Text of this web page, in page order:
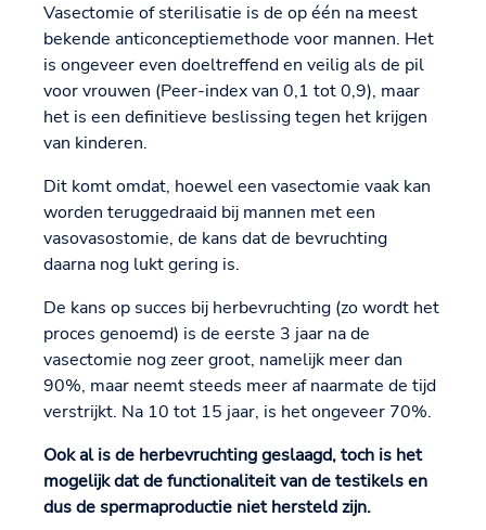
Vasectomie of sterilisatie is de op één na meest
bekende anticonceptiemethode voor mannen. Het
is ongeveer even doeltreffend en veilig als de pil
voor vrouwen (Peer-index van 0,1 tot 0,9), maar
het is een definitieve beslissing tegen het krijgen
van kinderen.
Dit komt omdat, hoewel een vasectomie vaak kan
worden teruggedraaid bij mannen met een
vasovasostomie, de kans dat de bevruchting
daarna nog lukt gering is.
De kans op succes bij herbevruchting (zo wordt het
proces genoemd) is de eerste 3 jaar na de
vasectomie nog zeer groot, namelijk meer dan
90%, maar neemt steeds meer af naarmate de tijd
verstrijkt. Na 10 tot 15 jaar, is het ongeveer 70%.
Ook al is de herbevruchting geslaagd, toch is het
mogelijk dat de functionaliteit van de testikels en
dus de spermaproductie niet hersteld zijn.